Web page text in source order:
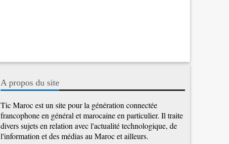
A propos du site
Tic Maroc est un site pour la génération connectée
francophone en général et marocaine en particulier. Il traite
divers sujets en relation avec l'actualité technologique, de
l'information et des médias au Maroc et ailleurs.